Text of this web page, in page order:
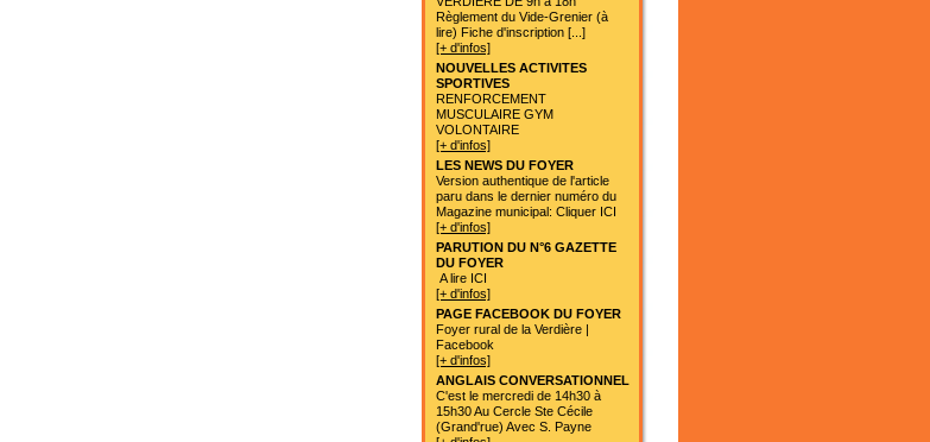
Règlement du Vide-Grenier (à
lire) Fiche d'inscription [...]
[+ d'infos]
NOUVELLES ACTIVITES
SPORTIVES
RENFORCEMENT
MUSCULAIRE GYM
VOLONTAIRE
[+ d'infos]
LES NEWS DU FOYER
Version authentique de l'article
paru dans le dernier numéro du
Magazine municipal: Cliquer ICI
[+ d'infos]
PARUTION DU N°6 GAZETTE
DU FOYER
A lire ICI
[+ d'infos]
PAGE FACEBOOK DU FOYER
Foyer rural de la Verdière |
Facebook
[+ d'infos]
ANGLAIS CONVERSATIONNEL
C'est le mercredi de 14h30 à
15h30 Au Cercle Ste Cécile
(Grand'rue) Avec S. Payne